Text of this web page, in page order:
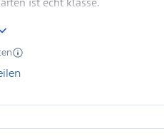
gespeist werden kann. Das
Souvlaki Snack am Pool für 5,-